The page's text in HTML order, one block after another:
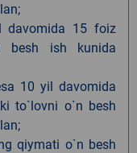
davomida 15 foiz
besh ish kunida
10 yil davomida
to`lovni o`n besh
qiymati o`n besh